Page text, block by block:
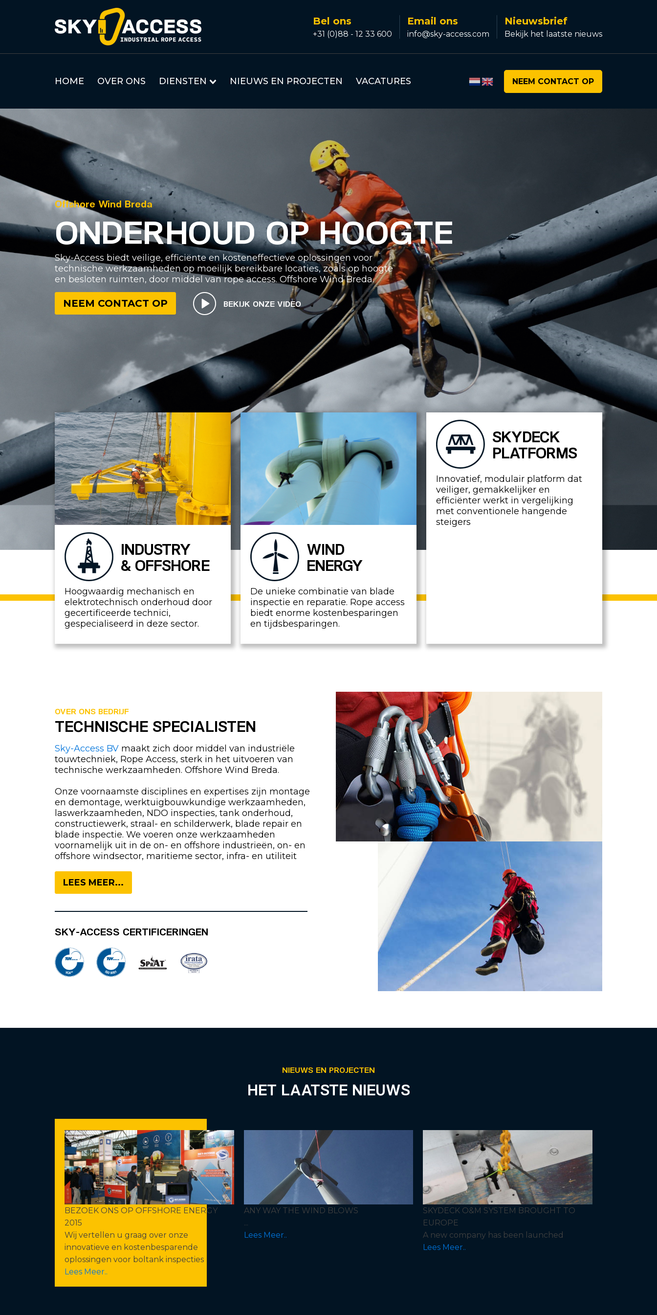
Bel ons
+31 (0)88 - 12 33 600
Email ons
info@sky-access.com
Nieuwsbrief
Bekijk het laatste nieuws
HOME OVER ONS DIENSTEN NIEUWS EN PROJECTEN VACATURES NEEM CONTACT OP
Offshore Wind Breda
ONDERHOUD OP HOOGTE
Sky-Access biedt veilige, efficiënte en kosteneffectieve oplossingen voor
technische werkzaamheden op moeilijk bereikbare locaties, zoals op hoogte
en besloten ruimten, door middel van rope access. Offshore Wind Breda.
NEEM CONTACT OP BEKIJK ONZE VIDEO
INDUSTRY
& OFFSHORE
Hoogwaardig mechanisch en
elektrotechnisch onderhoud door
gecertificeerde technici,
gespecialiseerd in deze sector.
WIND
ENERGY
De unieke combinatie van blade
inspectie en reparatie. Rope access
biedt enorme kostenbesparingen
en tijdsbesparingen.
SKYDECK
PLATFORMS
Innovatief, modulair platform dat
veiliger, gemakkelijker en
efficiënter werkt in vergelijking
met conventionele hangende
steigers
OVER ONS BEDRIJF
TECHNISCHE SPECIALISTEN
Sky-Access BV maakt zich door middel van industriële
touwtechniek, Rope Access, sterk in het uitvoeren van
technische werkzaamheden. Offshore Wind Breda.
Onze voornaamste disciplines en expertises zijn montage
en demontage, werktuigbouwkundige werkzaamheden,
laswerkzaamheden, NDO inspecties, tank onderhoud,
constructiewerk, straal- en schilderwerk, blade repair en
blade inspectie. We voeren onze werkzaamheden
voornamelijk uit in de on- en offshore industrieën, on- en
offshore windsector, maritieme sector, infra- en utiliteit
LEES MEER...
SKY-ACCESS CERTIFICERINGEN
NIEUWS EN PROJECTEN
HET LAATSTE NIEUWS
BEZOEK ONS OP OFFSHORE ENERGY
2015
Wij vertellen u graag over onze
innovatieve en kostenbesparende
oplossingen voor boltank inspecties
Lees Meer..
ANY WAY THE WIND BLOWS
...
Lees Meer..
SKYDECK O&M SYSTEM BROUGHT TO
EUROPE
A new company has been launched
Lees Meer..